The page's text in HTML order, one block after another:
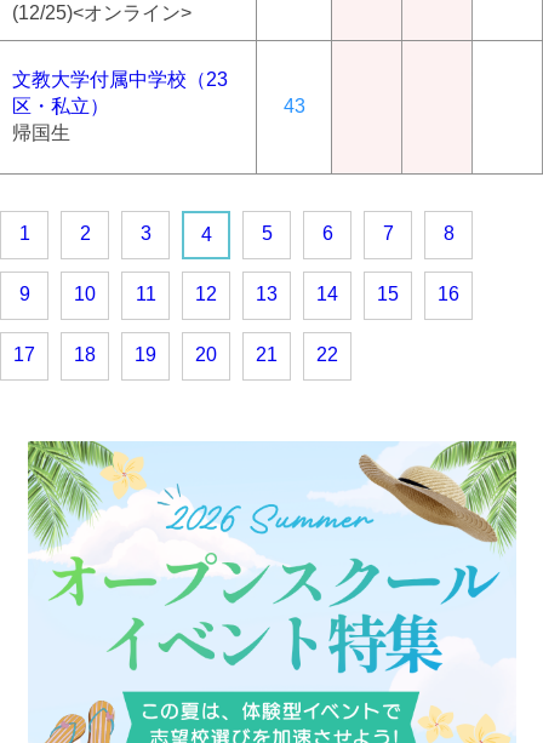
(12/25)<オンライン>
文教大学付属中学校（23
区・私立）
帰国生
43
1 2 3 4 5 6 7 8
9 10 11 12 13 14 15 16
17 18 19 20 21 22